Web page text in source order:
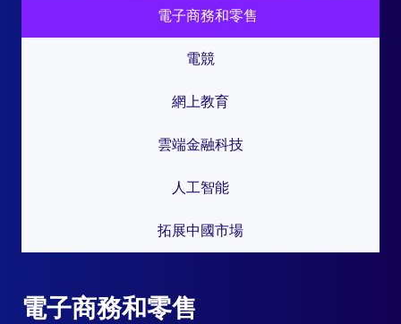
電子商務和零售
電競
網上教育
雲端金融科技
人工智能
拓展中國市場
電子商務和零售